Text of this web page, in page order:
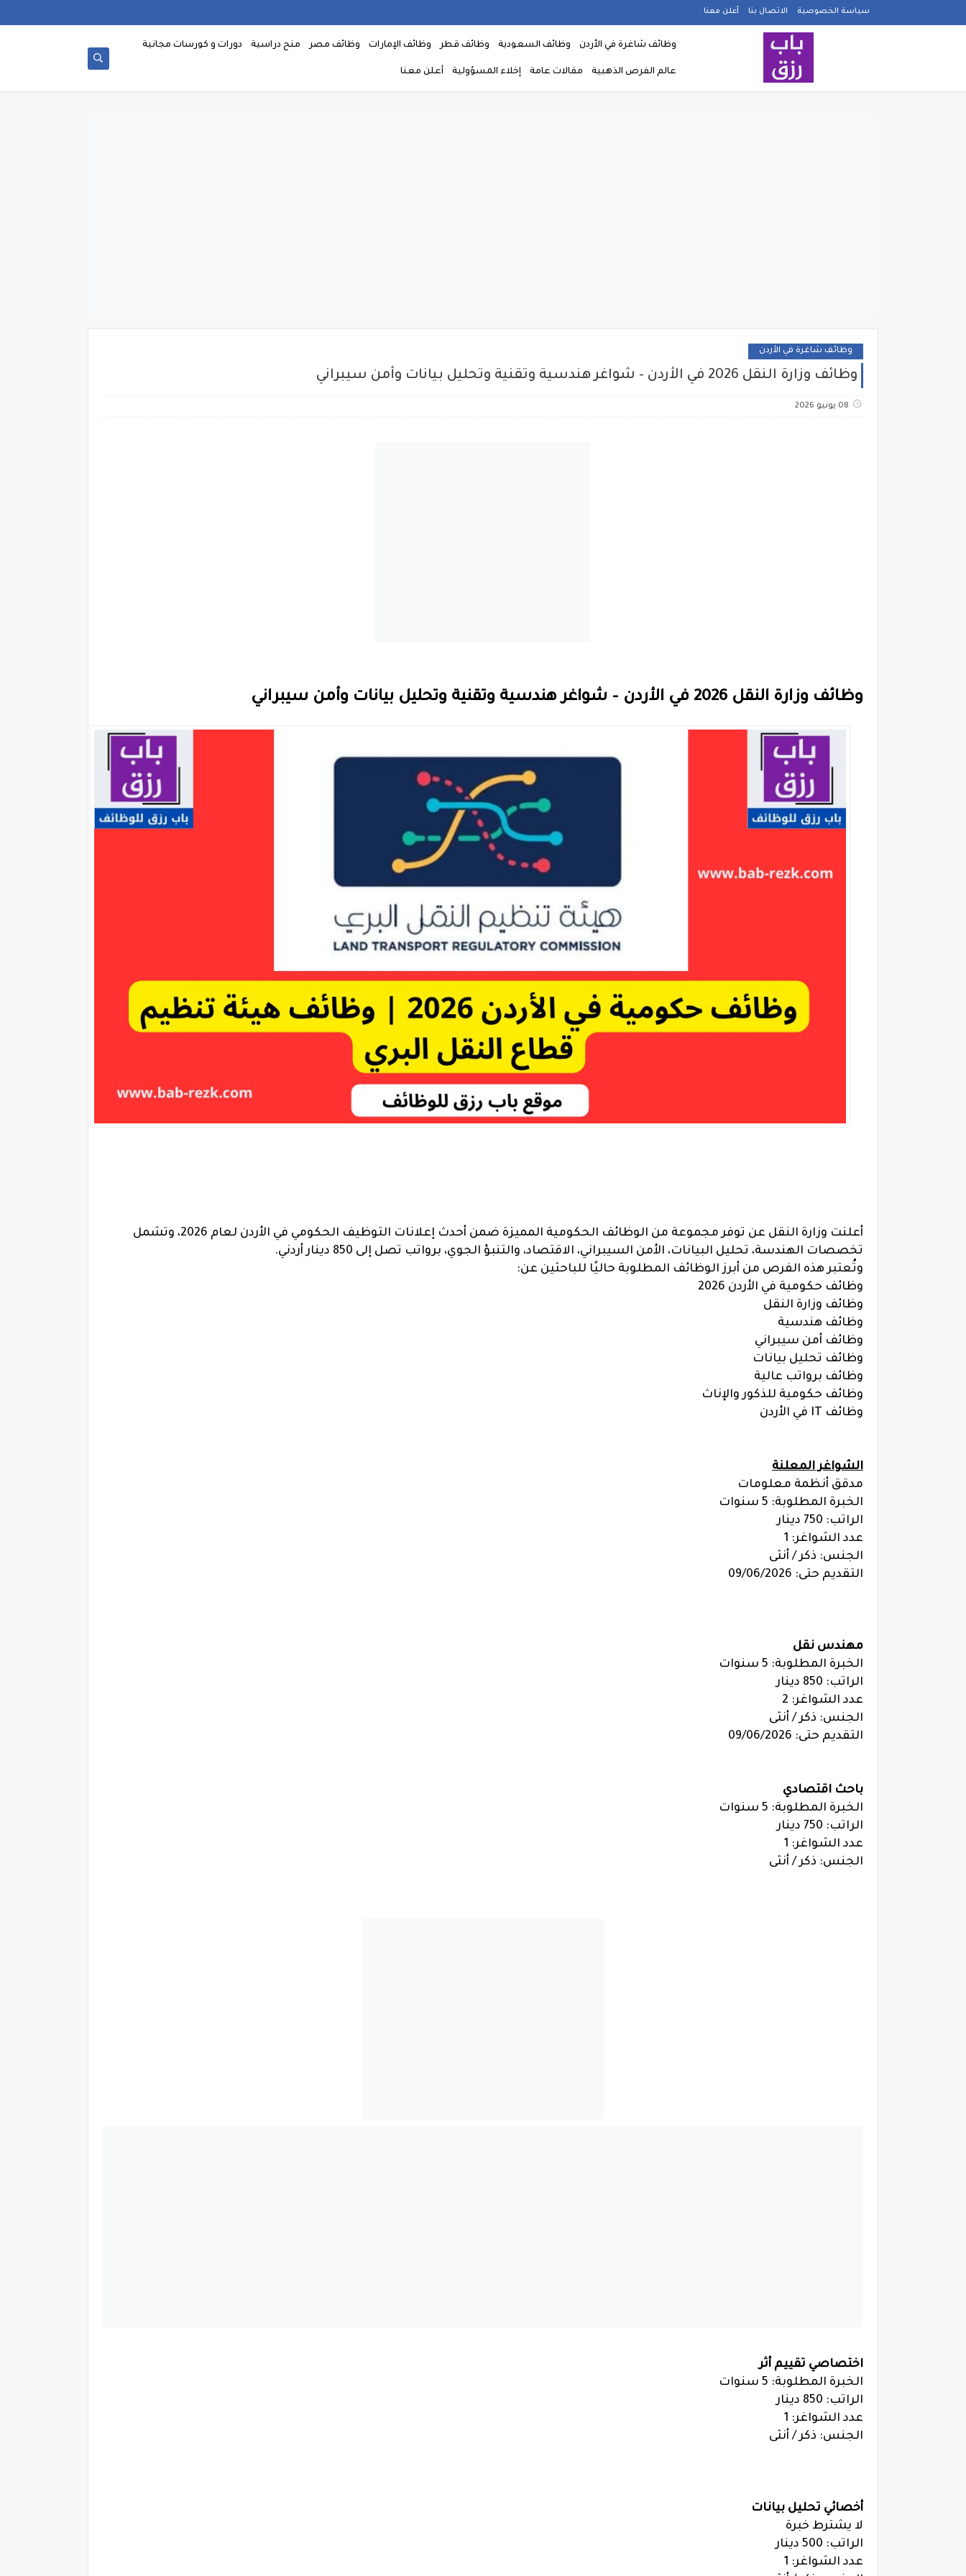
سياسة الخصوصية الاتصال بنا أعلن معنا
وظائف شاغرة في الأردن وظائف السعودية وظائف قطر وظائف الإمارات وظائف مصر منح دراسية دورات و كورسات مجانية
عالم الفرص الذهبية مقالات عامة إخلاء المسؤولية أعلن معنا
وظائف شاغرة في الأردن
وظائف وزارة النقل 2026 في الأردن – شواغر هندسية وتقنية وتحليل بيانات وأمن سيبراني
08 يونيو 2026
وظائف وزارة النقل 2026 في الأردن – شواغر هندسية وتقنية وتحليل بيانات وأمن سيبراني
أعلنت وزارة النقل عن توفر مجموعة من الوظائف الحكومية المميزة ضمن أحدث إعلانات التوظيف الحكومي في الأردن لعام 2026، وتشمل
تخصصات الهندسة، تحليل البيانات، الأمن السيبراني، الاقتصاد، والتنبؤ الجوي، برواتب تصل إلى 850 دينار أردني.
وتُعتبر هذه الفرص من أبرز الوظائف المطلوبة حاليًا للباحثين عن:
وظائف حكومية في الأردن 2026
وظائف وزارة النقل
وظائف هندسية
وظائف أمن سيبراني
وظائف تحليل بيانات
وظائف برواتب عالية
وظائف حكومية للذكور والإناث
وظائف IT في الأردن
الشواغر المعلنة
مدقق أنظمة معلومات
الخبرة المطلوبة: 5 سنوات
الراتب: 750 دينار
عدد الشواغر: 1
الجنس: ذكر / أنثى
التقديم حتى: 09/06/2026
مهندس نقل
الخبرة المطلوبة: 5 سنوات
الراتب: 850 دينار
عدد الشواغر: 2
الجنس: ذكر / أنثى
التقديم حتى: 09/06/2026
باحث اقتصادي
الخبرة المطلوبة: 5 سنوات
الراتب: 750 دينار
عدد الشواغر: 1
الجنس: ذكر / أنثى
اختصاصي تقييم أثر
الخبرة المطلوبة: 5 سنوات
الراتب: 850 دينار
عدد الشواغر: 1
الجنس: ذكر / أنثى
أخصائي تحليل بيانات
لا يشترط خبرة
الراتب: 500 دينار
عدد الشواغر: 1